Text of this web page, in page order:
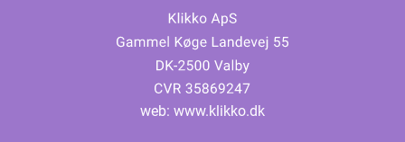
web: www.klikko.dk